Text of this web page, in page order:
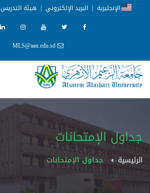
الإنجليزية | البريد الإلكتروني | هيئة التدريس
MLS@aau.edu.sd
جداول الإمتحانات
الرئيسية جداول الإمتحانات